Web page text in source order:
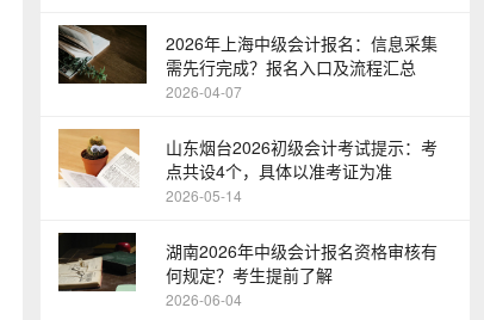
2026年上海中级会计报名：信息采集
需先行完成？报名入口及流程汇总
2026-04-07
山东烟台2026初级会计考试提示：考
点共设4个，具体以准考证为准
2026-05-14
湖南2026年中级会计报名资格审核有
何规定？考生提前了解
2026-06-04